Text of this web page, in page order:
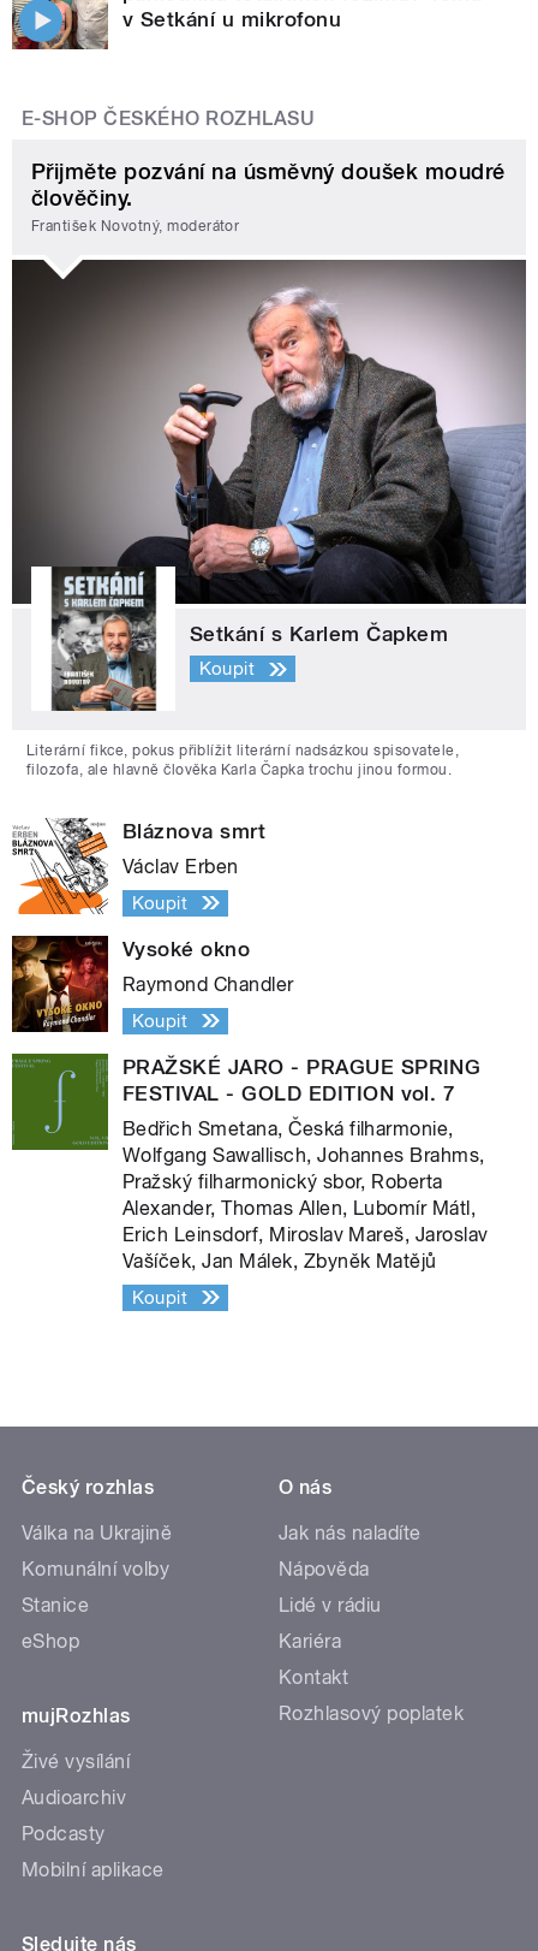
v Setkání u mikrofonu
E-SHOP ČESKÉHO ROZHLASU
Přijměte pozvání na úsměvný doušek moudré
člověčiny.
František Novotný, moderátor
Setkání s Karlem Čapkem
Koupit
Literární fikce, pokus přiblížit literární nadsázkou spisovatele,
filozofa, ale hlavně člověka Karla Čapka trochu jinou formou.
Bláznova smrt
Václav Erben
Koupit
Vysoké okno
Raymond Chandler
Koupit
PRAŽSKÉ JARO - PRAGUE SPRING
FESTIVAL - GOLD EDITION vol. 7
Bedřich Smetana, Česká filharmonie,
Wolfgang Sawallisch, Johannes Brahms,
Pražský filharmonický sbor, Roberta
Alexander, Thomas Allen, Lubomír Mátl,
Erich Leinsdorf, Miroslav Mareš, Jaroslav
Vašíček, Jan Málek, Zbyněk Matějů
Koupit
Český rozhlas
Válka na Ukrajině
Komunální volby
Stanice
eShop
mujRozhlas
Živé vysílání
Audioarchiv
Podcasty
Mobilní aplikace
O nás
Jak nás naladíte
Nápověda
Lidé v rádiu
Kariéra
Kontakt
Rozhlasový poplatek
Sledujte nás